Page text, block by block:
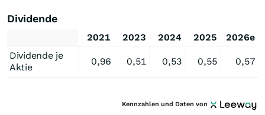
Dividende
2021 2023 2024 2025
2026e
Dividende je
Aktie
0,96 0,51 0,53 0,55 0,57
Kennzahlen und Daten von